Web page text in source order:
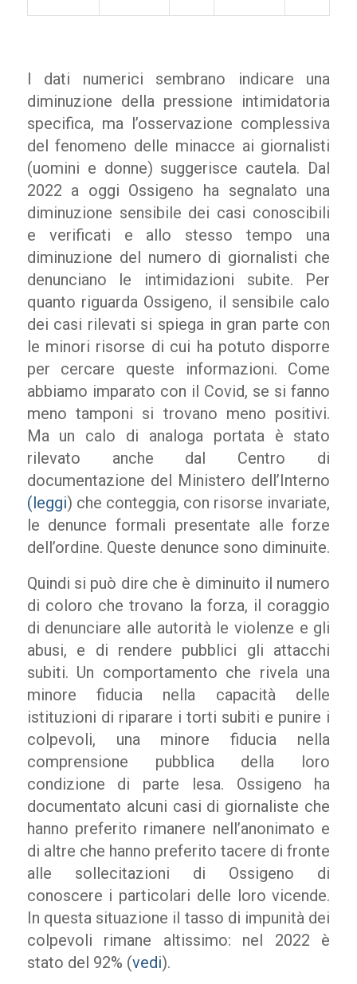
I dati numerici sembrano indicare una
diminuzione della pressione intimidatoria
specifica, ma l’osservazione complessiva
del fenomeno delle minacce ai giornalisti
(uomini e donne) suggerisce cautela. Dal
2022 a oggi Ossigeno ha segnalato una
diminuzione sensibile dei casi conoscibili
e verificati e allo stesso tempo una
diminuzione del numero di giornalisti che
denunciano le intimidazioni subite. Per
quanto riguarda Ossigeno, il sensibile calo
dei casi rilevati si spiega in gran parte con
le minori risorse di cui ha potuto disporre
per cercare queste informazioni. Come
abbiamo imparato con il Covid, se si fanno
meno tamponi si trovano meno positivi.
Ma un calo di analoga portata è stato
rilevato anche dal Centro di
documentazione del Ministero dell’Interno
(leggi) che conteggia, con risorse invariate,
le denunce formali presentate alle forze
dell’ordine. Queste denunce sono diminuite.
Quindi si può dire che è diminuito il numero
di coloro che trovano la forza, il coraggio
di denunciare alle autorità le violenze e gli
abusi, e di rendere pubblici gli attacchi
subiti. Un comportamento che rivela una
minore fiducia nella capacità delle
istituzioni di riparare i torti subiti e punire i
colpevoli, una minore fiducia nella
comprensione pubblica della loro
condizione di parte lesa. Ossigeno ha
documentato alcuni casi di giornaliste che
hanno preferito rimanere nell’anonimato e
di altre che hanno preferito tacere di fronte
alle sollecitazioni di Ossigeno di
conoscere i particolari delle loro vicende.
In questa situazione il tasso di impunità dei
colpevoli rimane altissimo: nel 2022 è
stato del 92% (vedi).